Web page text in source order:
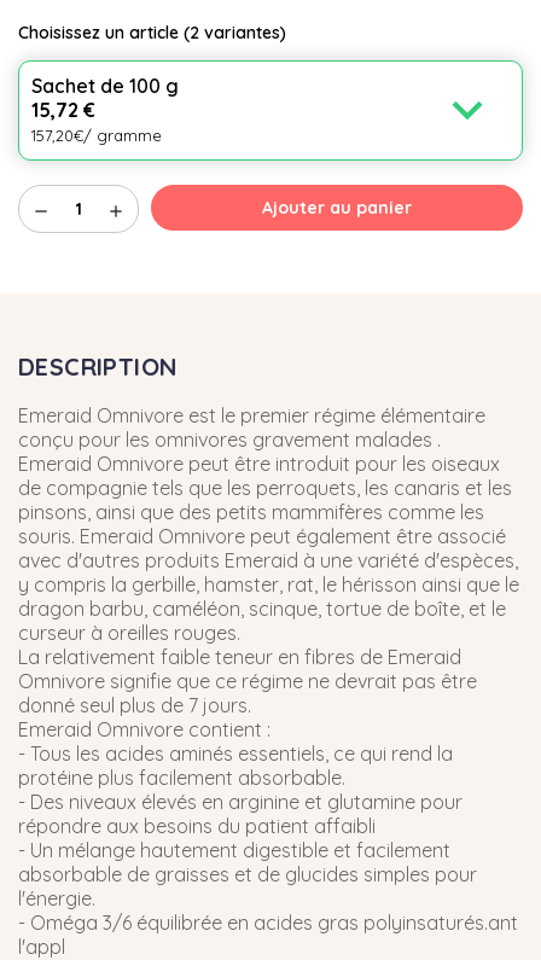
Choisissez un article (2 variantes)
Sachet de 100 g
15,72 €
157,20€/ gramme expand_more
remove add Ajouter au panier
DESCRIPTION
Emeraid Omnivore est le premier régime élémentaire
conçu pour les omnivores gravement malades .
Emeraid Omnivore peut être introduit pour les oiseaux
de compagnie tels que les perroquets, les canaris et les
pinsons, ainsi que des petits mammifères comme les
souris. Emeraid Omnivore peut également être associé
avec d'autres produits Emeraid à une variété d'espèces,
y compris la gerbille, hamster, rat, le hérisson ainsi que le
dragon barbu, caméléon, scinque, tortue de boîte, et le
curseur à oreilles rouges.
La relativement faible teneur en fibres de Emeraid
Omnivore signifie que ce régime ne devrait pas être
donné seul plus de 7 jours.
Emeraid Omnivore contient :
- Tous les acides aminés essentiels, ce qui rend la
protéine plus facilement absorbable.
- Des niveaux élevés en arginine et glutamine pour
répondre aux besoins du patient affaibli
- Un mélange hautement digestible et facilement
absorbable de graisses et de glucides simples pour
l'énergie.
- Oméga 3/6 équilibrée en acides gras polyinsaturés.ant
l'appl